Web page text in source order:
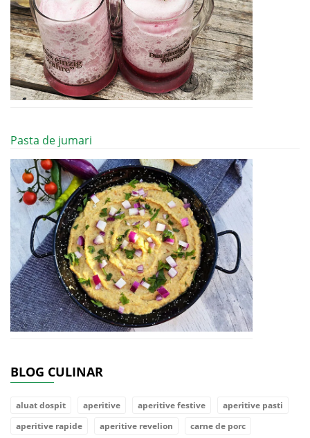
Pasta de jumari
BLOG CULINAR
aluat dospit aperitive aperitive festive
aperitive pasti
aperitive rapide
aperitive revelion
carne de porc